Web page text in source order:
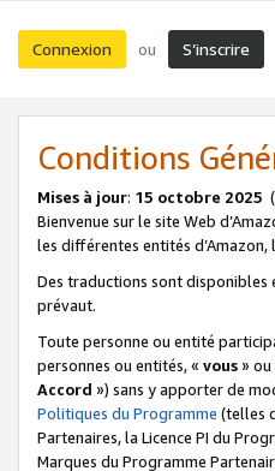
Connexion ou S’inscrire
Conditions
Mises à jour: 15 octobre 2025
Bienvenue sur le site Web
les différentes entités d’Amazon,
Des traductions sont disponibles
prévaut.
Toute personne ou entité
personnes ou entités, « vous» ou
Accord ») sans y apporter de
Politiques du Programme (telles
Partenaires, la Licence PI du
Marques du Programme